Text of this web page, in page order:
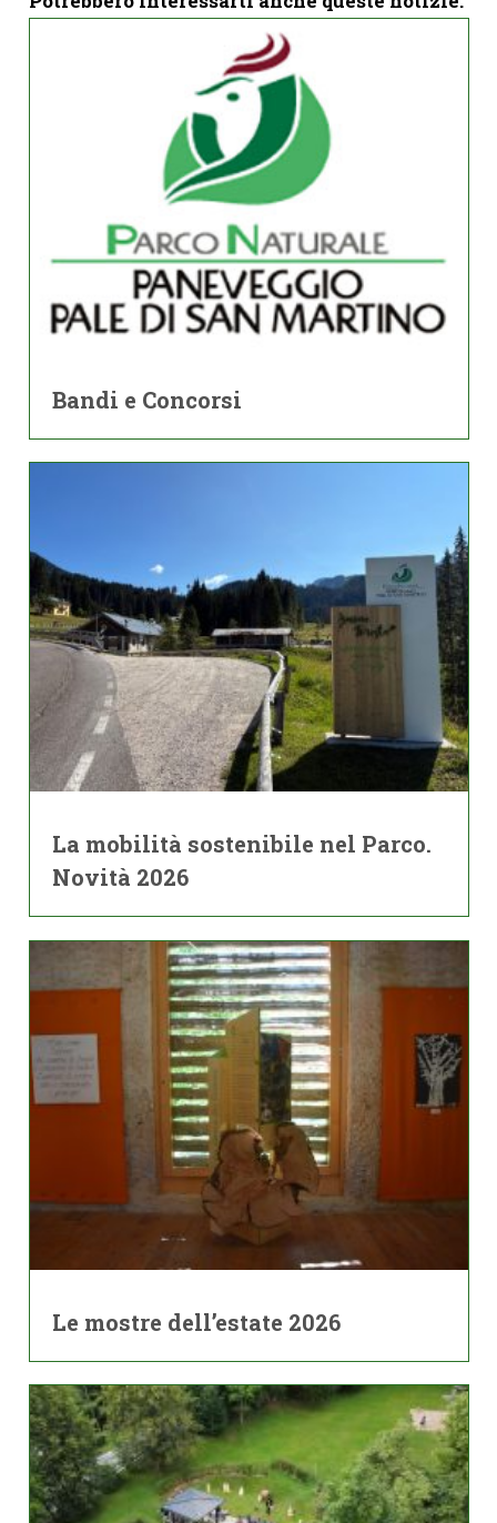
Bandi e Concorsi
La mobilità sostenibile nel Parco.
Novità 2026
Le mostre dell’estate 2026